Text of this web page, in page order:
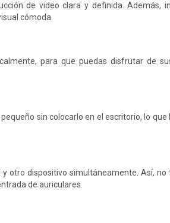
de video clara y definida. Además,
cómoda.
para que puedas disfrutar de
sin colocarlo en el escritorio, lo que
otro dispositivo simultáneamente. Así, no
de auriculares.